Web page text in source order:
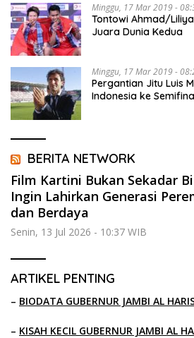
Minggu, 17 Mar 2019 -
Tontowi Ahmad/
Juara Dunia Kedua
Minggu, 17 Mar 2019 -
Pergantian Jitu Luis
Indonesia ke
BERITA NETWORK
Film Kartini Bukan Sekadar
Ingin Lahirkan Generasi
dan Berdaya
Senin, 13 Jul 2026 - 10:37 WIB
ARTIKEL PENTING
– BIODATA GUBERNUR JAMBI AL
– KISAH KECIL GUBERNUR JAMBI AL